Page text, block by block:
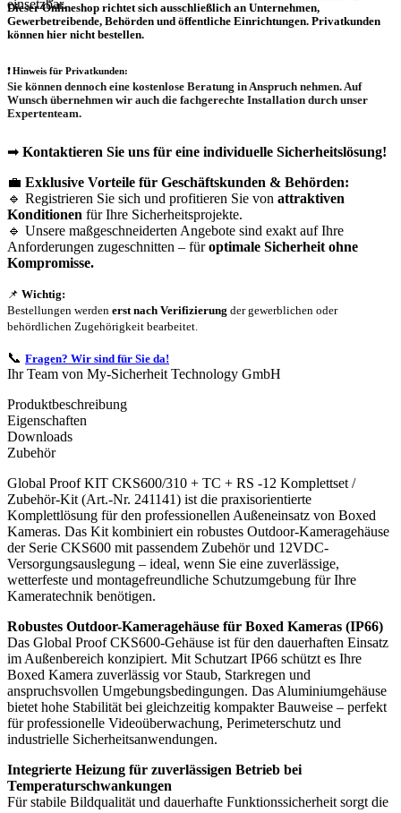
einsetzbar.
Dieser Onlineshop richtet sich ausschließlich an Unternehmen,
Gewerbetreibende, Behörden und öffentliche Einrichtungen. Privatkunden
können hier nicht bestellen.
❗Hinweis für Privatkunden:
Sie können dennoch eine kostenlose Beratung in Anspruch nehmen. Auf
Wunsch übernehmen wir auch die fachgerechte Installation durch unser
Expertenteam.
➡ Kontaktieren Sie uns für eine individuelle Sicherheitslösung!
💼 Exklusive Vorteile für Geschäftskunden & Behörden:
🔹 Registrieren Sie sich und profitieren Sie von attraktiven
Konditionen für Ihre Sicherheitsprojekte.
🔹 Unsere maßgeschneiderten Angebote sind exakt auf Ihre
Anforderungen zugeschnitten – füroptimale Sicherheit ohne
Kompromisse.
📌 Wichtig:
Bestellungen werden erst nach Verifizierung der gewerblichen oder
behördlichen Zugehörigkeit bearbeitet.
📞 Fragen? Wir sind für Sie da!
Ihr Team von My-Sicherheit Technology GmbH
Produktbeschreibung
Eigenschaften
Downloads
Zubehör
Global Proof KIT CKS600/310 + TC + RS -12 Komplettset /
Zubehör-Kit (Art.-Nr. 241141) ist die praxisorientierte
Komplettlösung für den professionellen Außeneinsatz von Boxed
Kameras. Das Kit kombiniert ein robustes Outdoor-Kameragehäuse
der Serie CKS600 mit passendem Zubehör und 12VDC-
Versorgungsauslegung – ideal, wenn Sie eine zuverlässige,
wetterfeste und montagefreundliche Schutzumgebung für Ihre
Kameratechnik benötigen.
Robustes Outdoor-Kameragehäuse für Boxed Kameras (IP66)
Das Global Proof CKS600-Gehäuse ist für den dauerhaften Einsatz
im Außenbereich konzipiert. Mit Schutzart IP66 schützt es Ihre
Boxed Kamera zuverlässig vor Staub, Starkregen und
anspruchsvollen Umgebungsbedingungen. Das Aluminiumgehäuse
bietet hohe Stabilität bei gleichzeitig kompakter Bauweise – perfekt
für professionelle Videoüberwachung, Perimeterschutz und
industrielle Sicherheitsanwendungen.
Integrierte Heizung für zuverlässigen Betrieb bei
Temperaturschwankungen
Für stabile Bildqualität und dauerhafte Funktionssicherheit sorgt die